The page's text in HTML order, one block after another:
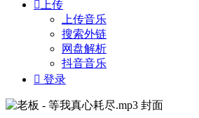
 上传
上传音乐
搜索外链
网盘解析
抖音音乐
 登录